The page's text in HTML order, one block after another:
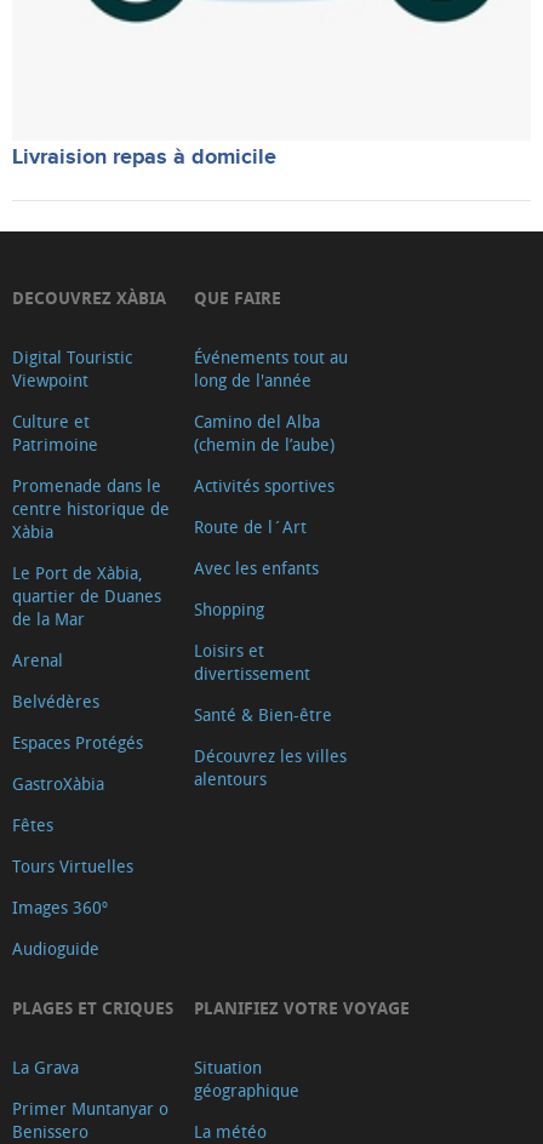
Livraision repas à domicile
DECOUVREZ XÀBIA
Digital Touristic
Viewpoint
Culture et
Patrimoine
Promenade dans le
centre historique de
Xàbia
Le Port de Xàbia,
quartier de Duanes
de la Mar
Arenal
Belvédères
Espaces Protégés
GastroXàbia
Fêtes
Tours Virtuelles
Images 360º
Audioguide
QUE FAIRE
Événements tout au
long de l'année
Camino del Alba
(chemin de l’aube)
Activités sportives
Route de l´Art
Avec les enfants
Shopping
Loisirs et
divertissement
Santé & Bien-être
Découvrez les villes
alentours
PLAGES ET CRIQUES
La Grava
Primer Muntanyar o
Benissero
PLANIFIEZ VOTRE VOYAGE
Situation
géographique
La météo